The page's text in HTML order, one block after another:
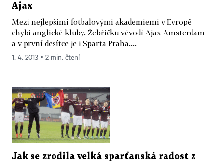
Ajax
Mezi nejlepšími fotbalovými akademiemi v Evropě
chybí anglické kluby. Žebříčku vévodí Ajax Amsterdam
a v první desítce je i Sparta Praha....
1. 4. 2013 ▪ 2 min. čtení
Jak se zrodila velká sparťanská radost z